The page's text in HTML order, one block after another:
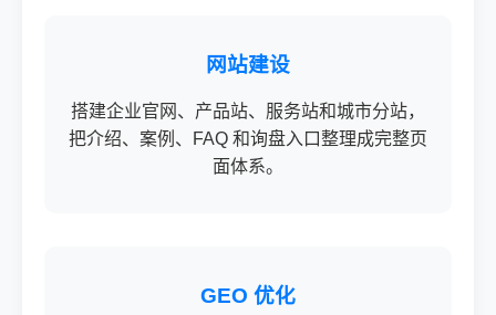
网站建设
搭建企业官网、产品站、服务站和城市分站，
把介绍、案例、FAQ 和询盘入口整理成完整页
面体系。
GEO 优化